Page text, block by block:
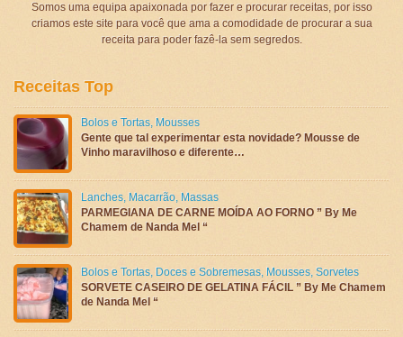
Somos uma equipa apaixonada por fazer e procurar receitas, por isso
criamos este site para você que ama a comodidade de procurar a sua
receita para poder fazê-la sem segredos.
Receitas Top
Bolos e Tortas, Mousses
Gente que tal experimentar esta novidade? Mousse de
Vinho maravilhoso e diferente…
Lanches, Macarrão, Massas
PARMEGIANA DE CARNE MOÍDA AO FORNO ” By Me
Chamem de Nanda Mel “
Bolos e Tortas, Doces e Sobremesas, Mousses, Sorvetes
SORVETE CASEIRO DE GELATINA FÁCIL ” By Me Chamem
de Nanda Mel “